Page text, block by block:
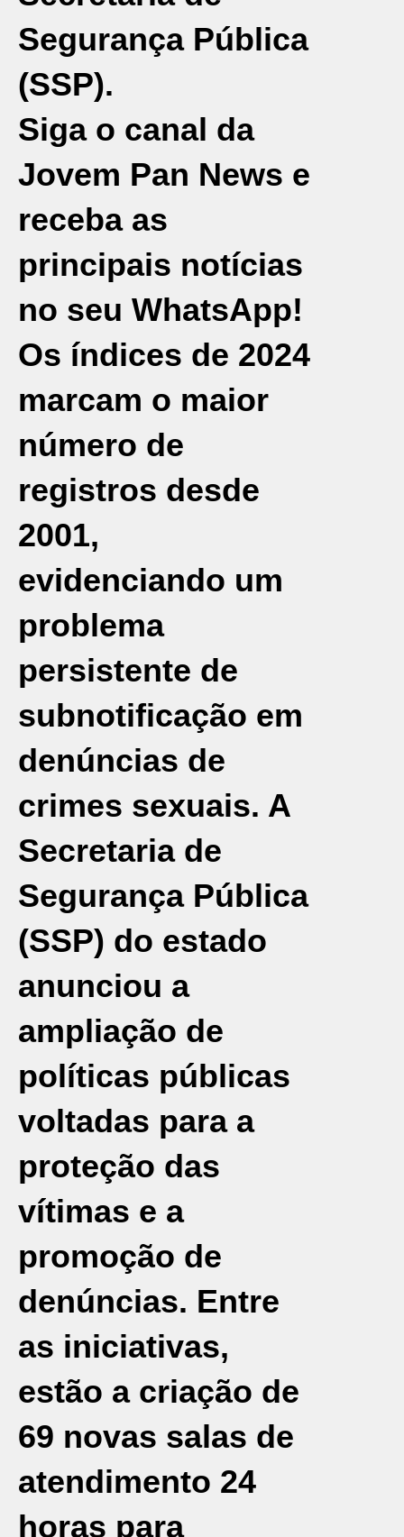
Segurança Pública
(SSP).
Siga o canal da
Jovem Pan News e
receba as
principais notícias
no seu WhatsApp!
Os índices de 2024
marcam o maior
número de
registros desde
2001,
evidenciando um
problema
persistente de
subnotificação em
denúncias de
crimes sexuais. A
Secretaria de
Segurança Pública
(SSP) do estado
anunciou a
ampliação de
políticas públicas
voltadas para a
proteção das
vítimas e a
promoção de
denúncias. Entre
as iniciativas,
estão a criação de
69 novas salas de
atendimento 24
horas para